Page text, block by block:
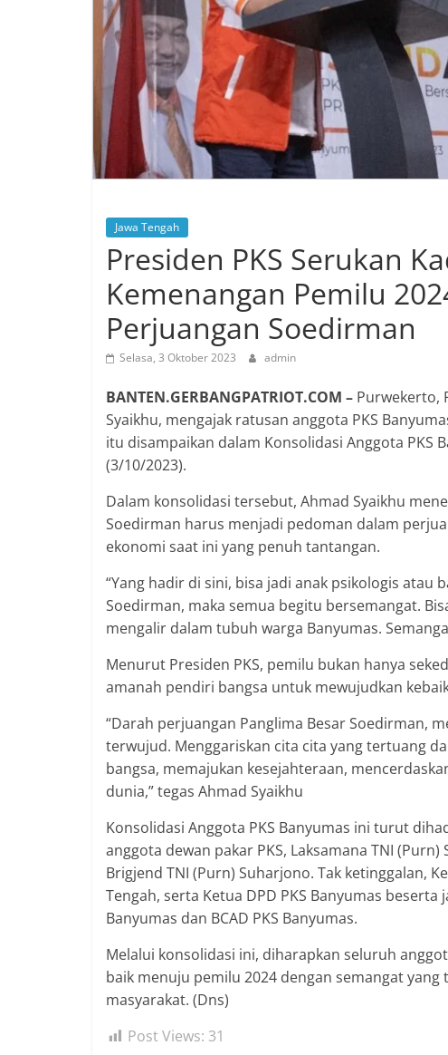
Jawa Tengah
Presiden PKS Serukan
Kemenangan Pemilu
Perjuangan Soedirman
Selasa, 3 Oktober 2023 admin
BANTEN.GERBANGPATRIOT.COM – Purwekerto,
Syaikhu, mengajak ratusan anggota PKS
itu disampaikan dalam Konsolidasi Anggota PKS
(3/10/2023).
Dalam konsolidasi tersebut, Ahmad Syaikhu
Soedirman harus menjadi pedoman dalam
ekonomi saat ini yang penuh tantangan.
“Yang hadir di sini, bisa jadi anak psikologis atau
Soedirman, maka semua begitu bersemangat.
mengalir dalam tubuh warga Banyumas.
Menurut Presiden PKS, pemilu bukan hanya
amanah pendiri bangsa untuk mewujudkan
“Darah perjuangan Panglima Besar Soedirman,
terwujud. Menggariskan cita cita yang tertuang
bangsa, memajukan kesejahteraan,
dunia,” tegas Ahmad Syaikhu
Konsolidasi Anggota PKS Banyumas ini turut
anggota dewan pakar PKS, Laksamana TNI
Brigjend TNI (Purn) Suharjono. Tak ketinggalan,
Tengah, serta Ketua DPD PKS Banyumas
Banyumas dan BCAD PKS Banyumas.
Melalui konsolidasi ini, diharapkan seluruh
baik menuju pemilu 2024 dengan semangat
masyarakat. (Dns)
Post Views: 31